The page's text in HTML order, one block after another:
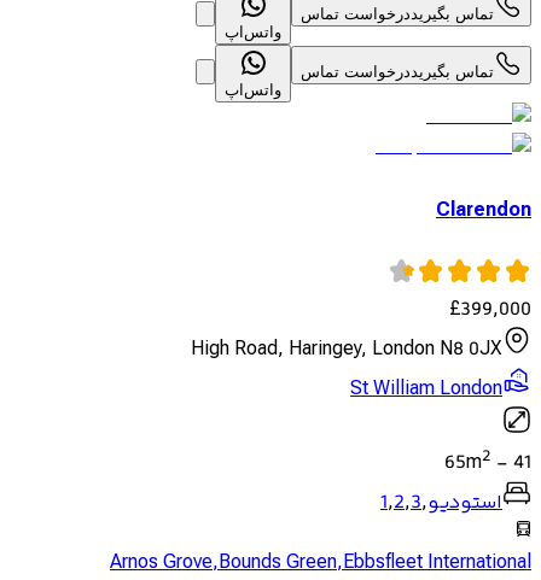
تماس بگیرید درخواست تماس
واتس‌اپ
تماس بگیرید درخواست تماس
واتس‌اپ
Clarendon
£399,000
High Road, Haringey, London N8 0JX
St William London
41
-
65m2
استودیو,
1,2,3
Arnos Grove,Bounds Green,Ebbsfleet International